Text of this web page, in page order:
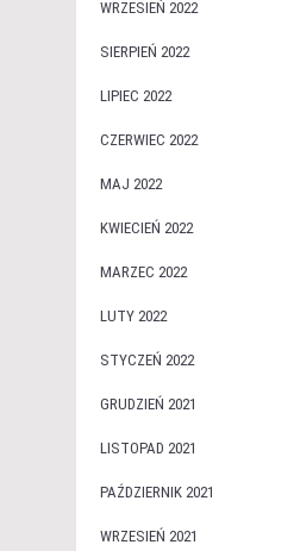
WRZESIEŃ 2022
SIERPIEŃ 2022
LIPIEC 2022
CZERWIEC 2022
MAJ 2022
KWIECIEŃ 2022
MARZEC 2022
LUTY 2022
STYCZEŃ 2022
GRUDZIEŃ 2021
LISTOPAD 2021
PAŹDZIERNIK 2021
WRZESIEŃ 2021